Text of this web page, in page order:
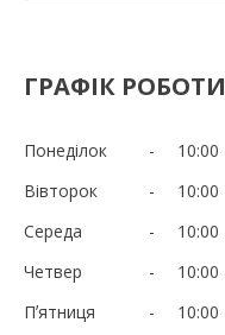
ГРАФІК РОБОТИ
Понеділок 10:00
Вівторок
10:00
Середа
10:00
Четвер
10:00
Пʼятниця
10:00